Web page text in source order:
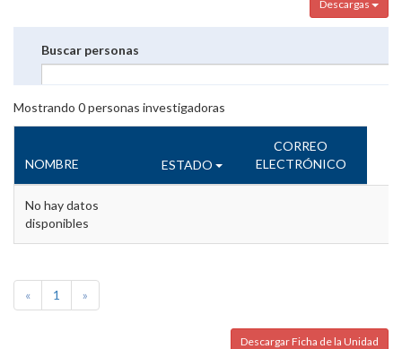
Descargas
Buscar personas
Mostrando 0personas investigadoras
NOMBRE ESTADO
CORREO
ELECTRÓNICO
No hay datos
disponibles
« 1 »
Descargar Ficha de la Unidad